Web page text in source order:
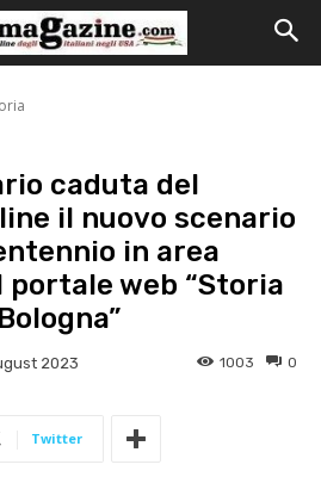
caduta del
il nuovo scenario
in area
portale web “Storia
2023 0
1003
Twitter